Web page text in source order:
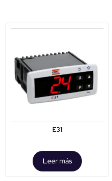
E31
Leer más